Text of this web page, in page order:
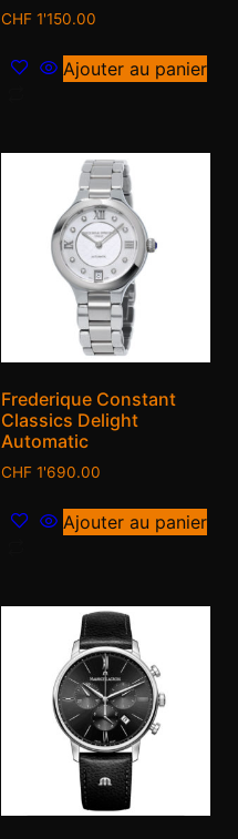
CHF 1'150.00
Ajouter au panier
Frederique Constant
Classics Delight
Automatic
CHF 1'690.00
Ajouter au panier